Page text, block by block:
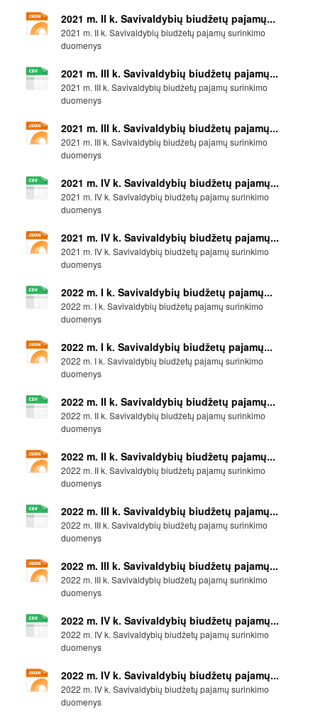
2021 m. II k. Savivaldybių biudžetų pajamų...
2021 m. II k. Savivaldybių biudžetų pajamų surinkimo
duomenys
2021 m. III k. Savivaldybių biudžetų pajamų...
2021 m. III k. Savivaldybių biudžetų pajamų surinkimo
duomenys
2021 m. III k. Savivaldybių biudžetų pajamų...
2021 m. III k. Savivaldybių biudžetų pajamų surinkimo
duomenys
2021 m. IV k. Savivaldybių biudžetų pajamų...
2021 m. IV k. Savivaldybių biudžetų pajamų surinkimo
duomenys
2021 m. IV k. Savivaldybių biudžetų pajamų...
2021 m. IV k. Savivaldybių biudžetų pajamų surinkimo
duomenys
2022 m. I k. Savivaldybių biudžetų pajamų...
2022 m. I k. Savivaldybių biudžetų pajamų surinkimo
duomenys
2022 m. I k. Savivaldybių biudžetų pajamų...
2022 m. I k. Savivaldybių biudžetų pajamų surinkimo
duomenys
2022 m. II k. Savivaldybių biudžetų pajamų...
2022 m. II k. Savivaldybių biudžetų pajamų surinkimo
duomenys
2022 m. II k. Savivaldybių biudžetų pajamų...
2022 m. II k. Savivaldybių biudžetų pajamų surinkimo
duomenys
2022 m. III k. Savivaldybių biudžetų pajamų...
2022 m. III k. Savivaldybių biudžetų pajamų surinkimo
duomenys
2022 m. III k. Savivaldybių biudžetų pajamų...
2022 m. III k. Savivaldybių biudžetų pajamų surinkimo
duomenys
2022 m. IV k. Savivaldybių biudžetų pajamų...
2022 m. IV k. Savivaldybių biudžetų pajamų surinkimo
duomenys
2022 m. IV k. Savivaldybių biudžetų pajamų...
2022 m. IV k. Savivaldybių biudžetų pajamų surinkimo
duomenys